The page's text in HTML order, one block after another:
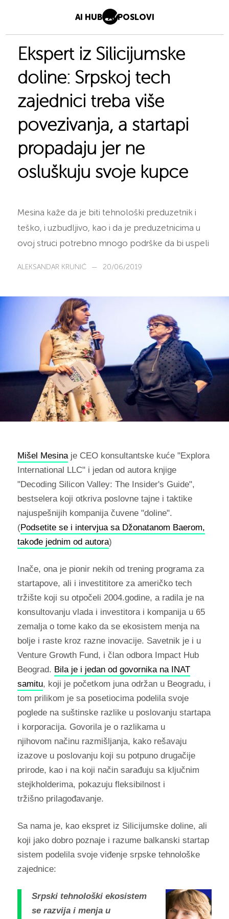
AI HUB AI POSLOVI
Ekspert iz Silicijumske
doline: Srpskoj tech
zajednici treba više
povezivanja, a startapi
propadaju jer ne
osluškuju svoje kupce
Mesina kaže da je biti tehnološki preduzetnik i
teško, i uzbudljivo, kao i da je preduzetnicima u
ovoj struci potrebno mnogo podrške da bi uspeli
ALEKSANDAR KRUNIĆ — 20/06/2019
Mišel Mesinaje CEO konsultantske kuće "Explora
International LLC" i jedan od autora knjige
"Decoding Silicon Valley: The Insider's Guide",
bestselera koji otkriva poslovne tajne i taktike
najuspešnijih kompanija čuvene "doline".
(Podsetite se i intervjua sa Džonatanom Baerom,
takođe jednim od autora)
Inače, ona je pionir nekih od trening programa za
startapove, ali i investititore za američko tech
tržište koji su otpočeli 2004.godine, a radila je na
konsultovanju vlada i investitora i kompanija u 65
zemalja o tome kako da se ekosistem menja na
bolje i raste kroz razne inovacije. Savetnik je i u
Venture Growth Fund, i član odbora Impact Hub
Beograd. Bila je i jedan od govornika na INAT
samitu, koji je početkom juna održan u Beogradu, i
tom prilikom je sa posetiocima podelila svoje
poglede na suštinske razlike u poslovanju startapa
i korporacija. Govorila je o razlikama u
njihovom načinu razmišljanja, kako rešavaju
izazove u poslovanju koji su potpuno drugačije
prirode, kao i na koji način sarađuju sa ključnim
stejkholderima, pokazuju fleksibilnost i
tržišno prilagođavanje.
Sa nama je, kao ekspret iz Silicijumske doline, ali
koji jako dobro poznaje i razume balkanski startap
sistem podelila svoje viđenje srpske tehnološke
zajednice:
Srpski tehnološki ekosistem
se razvija i menja u